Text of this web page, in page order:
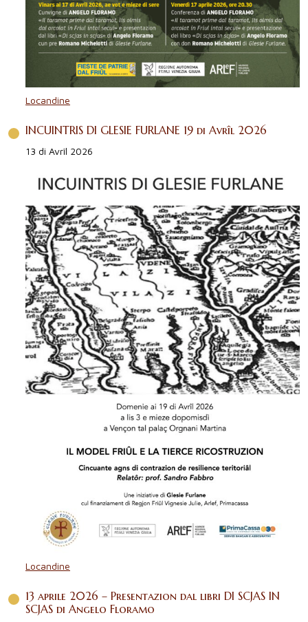
Locandine
INCUINTRIS DI GLESIE FURLANE 19 di Avrîl 2026
13 di Avrîl 2026
Locandine
13 aprile 2026 – Presentazion dal libri DI SCJAS IN
SCJAS di Angelo Floramo